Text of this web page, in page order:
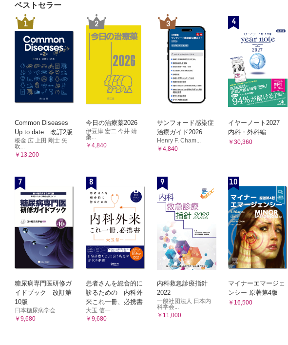
ベストセラー
1
Common Diseases
Up to date 改訂2版
板金 広 上田 剛士 矢
吹...
￥13,200
2
今日の治療薬2026
伊豆津 宏二 今井 靖
桑...
￥4,840
3
サンフォード感染症
治療ガイド2026
Henry F. Cham...
￥4,840
4
イヤーノート2027
内科・外科編
￥30,360
7
糖尿病専門医研修ガ
イドブック 改訂第
10版
日本糖尿病学会
￥9,680
8
患者さんを総合的に
診るための 内科外
来これ一冊、必携書
大玉 信一
￥9,680
9
内科救急診療指針
2022
一般社団法人 日本内
科学会...
￥11,000
10
マイナーエマージェ
ンシー 原著第4版
￥16,500